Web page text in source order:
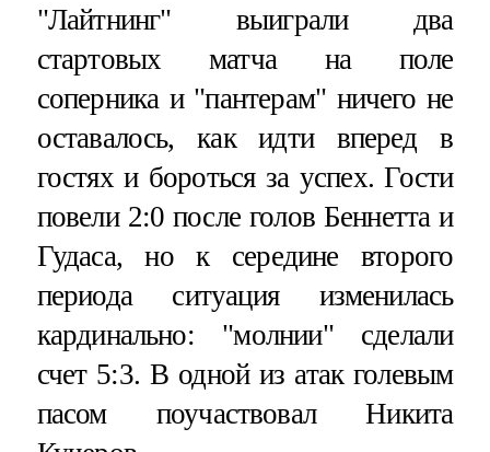
"Лайтнинг" выиграли два
стартовых матча на поле
соперника и "пантерам" ничего не
оставалось, как идти вперед в
гостях и бороться за успех. Гости
повели 2:0 после голов Беннетта и
Гудаса, но к середине второго
периода ситуация изменилась
кардинально: "молнии" сделали
счет 5:3. В одной из атак голевым
пасом поучаствовал Никита